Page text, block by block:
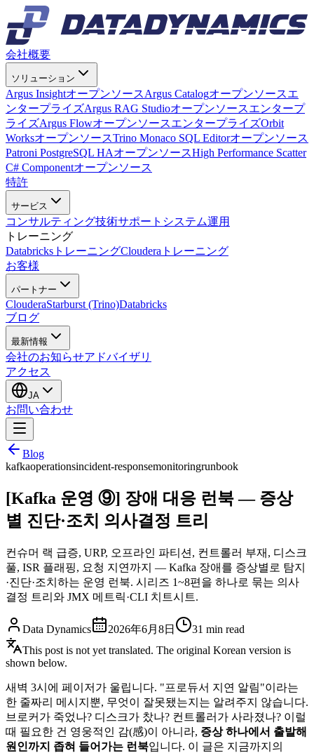
会社概要
ソリューション
Argus InsightオープンソースArgus Catalogオープンソースエ
ンタープライズArgus RAG Studioオープンソースエンタープ
ライズArgus FlowオープンソースエンタープライズOrbit
WorksオープンソースTrino Monaco SQL Editorオープンソース
Patroni PostgreSQL HAオープンソースHigh Performance Scatter
C# Componentオープンソース
特許
サービス
コンサルティング技術サポート システム運用
トレーニング
DatabricksトレーニングClouderaトレーニング
お客様
パートナー
ClouderaStarburst (Trino)Databricks
ブログ
最新情報
会社のお知らせアドバイザリ
アクセス
JA
お問い合わせ
Blog
kafkaoperationsincident-responsemonitoringrunbook
[Kafka 운영 ⑨] 장애 대응 런북 — 증상
별 진단·조치 의사결정 트리
컨슈머 랙 급증, URP, 오프라인 파티션, 컨트롤러 부재, 디스크
풀, ISR 플래핑, 요청 지연까지 — Kafka 장애를 증상별로 탐지
·진단·조치하는 운영 런북. 시리즈 1~8편을 하나로 묶는 의사
결정 트리와 JMX 메트릭·CLI 치트시트.
Data Dynamics 2026年6月8日 31 min read
This post is not yet translated. The original Korean version is
shown below.
새벽 3시에 페이저가 울립니다. "프로듀서 지연 알림"이라는
한 줄짜리 메시지뿐, 무엇이 잘못됐는지는 알려주지 않습니다.
브로커가 죽었나? 디스크가 찼나? 컨트롤러가 사라졌나? 이럴
때 필요한 건 영웅적인 감(感)이 아니라, 증상 하나에서 출발해
원인까지 좁혀 들어가는 런북입니다. 이 글은 지금까지의